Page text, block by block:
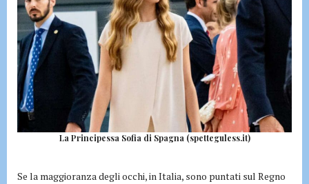
La Principessa Sofia di Spagna (spetteguless.it)
Se la maggioranza degli occhi, in Italia, sono puntati sul Regno